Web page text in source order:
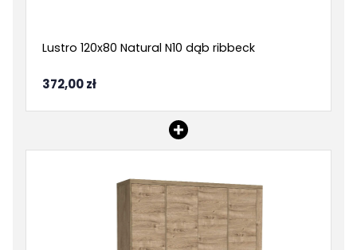
Lustro 120x80 Natural N10 dąb ribbeck
372,00 zł